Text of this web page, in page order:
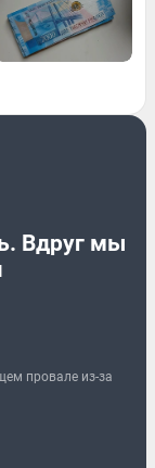
Вдруг мы
провале из-за